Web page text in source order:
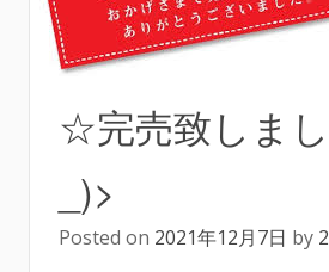
☆完売致しまし
_)>
Posted on 2021年12月7日 by